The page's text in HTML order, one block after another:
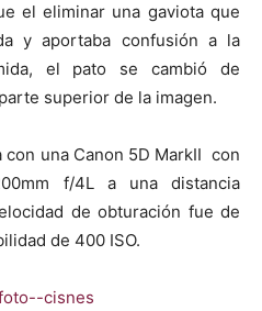
el eliminar una gaviota que
y aportaba confusión a la
el pato se cambió de
superior de la imagen.
una Canon 5D MarkII con
f/4L a una distancia
de obturación fue de
de 400 ISO.